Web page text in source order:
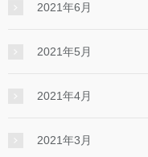
2021年6月
2021年5月
2021年4月
2021年3月